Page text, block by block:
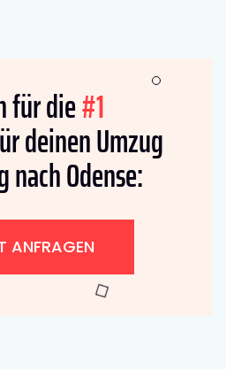
für die#1
deinen Umzug
Odense:
ANFRAGEN